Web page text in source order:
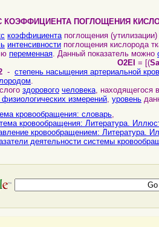
КОЭФФИЦИЕНТА ПОГЛОЩЕНИЯ
коэффициентапоглощения (утилизации)
интенсивности поглощения кислорода
переменная. Данный показатель можно
O2EI = [(
- степень насыщения артериальной
.
здорового человека, находящегося
измерений, уровень
кровообращения: словарь,
кровообращения: Литература.
кровообращением: Литература.
деятельности системы